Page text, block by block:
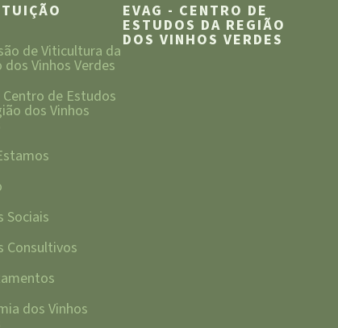
de Viticultura da
dos Vinhos Verdes
Centro de Estudos
dos Vinhos
Sociais
Consultivos
dos Vinhos
EVAG - CENTRO DE
ESTUDOS DA REGIÃO
DOS VINHOS VERDES